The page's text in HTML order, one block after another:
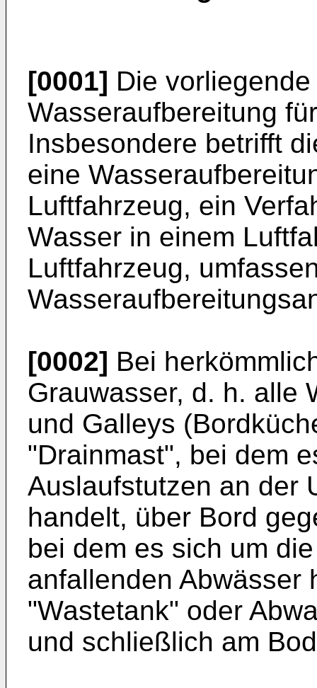
[0001] Die
Wasseraufbereitung
Insbesondere betrifft
eine
Luftfahrzeug, ein
Wasser in einem
Luftfahrzeug,
[0002] Bei
Grauwasser, d. h. alle
und Galleys
"Drainmast", bei dem
Auslaufstutzen an der
handelt, über Bord
bei dem es sich um
anfallenden Abwässer
"Wastetank" oder
und schließlich am